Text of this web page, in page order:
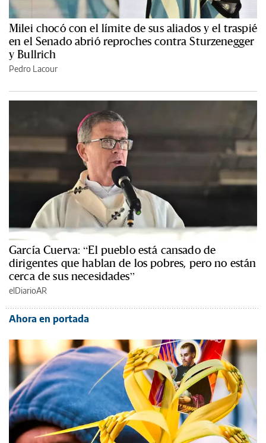
Milei chocó con el límite de sus aliados y el traspié
en el Senado abrió reproches contra Sturzenegger
y Bullrich
Pedro Lacour
García Cuerva: “El pueblo está cansado de
dirigentes que hablan de los pobres, pero no están
cerca de sus necesidades”
elDiarioAR
Ahora en portada